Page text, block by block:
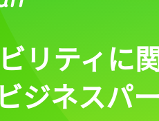
リティに
ジネスパ